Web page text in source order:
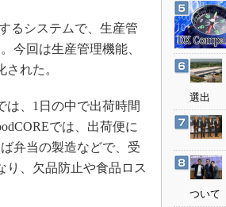
データ
ャパン
ント
計・開発
るシステムで、生産管
今回は生産管理機能、
れた。
、1日の中で出荷時間
では、出荷便に
弁当の製造などで、受
り、欠品防止や食品ロス
選出
ついて